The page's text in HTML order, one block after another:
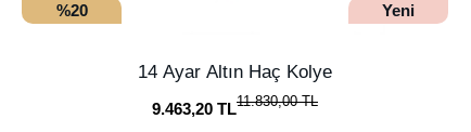
Yeni
%20
14 Ayar Altın Haç Kolye
9.463,20 TL11.830,00 TL